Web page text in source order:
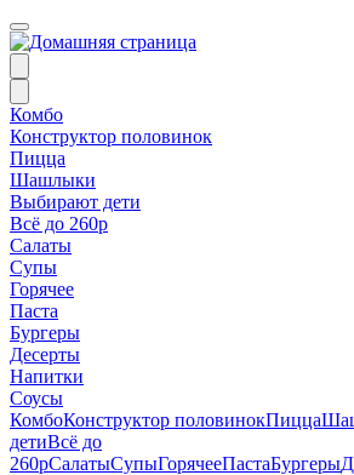
Комбо
Конструктор половинок
Пицца
Шашлыки
Выбирают дети
Всё до 260р
Салаты
Супы
Горячее
Паста
Бургеры
Десерты
Напитки
Соусы
КомбоКонструктор половинокПицца
детиВсё до
260рСалатыСупыГорячееПастаБургеры